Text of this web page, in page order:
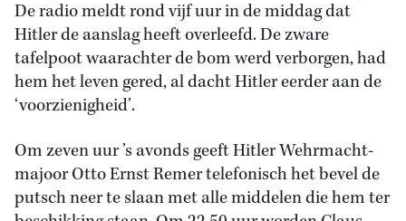
De radio meldt rond vijf uur in de middag dat
Hitler de aanslag heeft overleefd. De zware
tafelpoot waarachter de bom werd verborgen, had
hem het leven gered, al dacht Hitler eerder aan de
‘voorzienigheid’.
Om zeven uur ’s avonds geeft Hitler Wehrmacht-
majoor Otto Ernst Remer telefonisch het bevel de
putsch neer te slaan met alle middelen die hem ter